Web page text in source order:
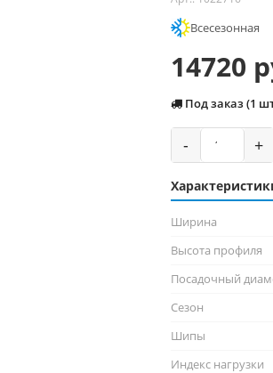
Всесезонная
14720
Под заказ (1
- +
Ширина
Высота профиля
Посадочный
Сезон
Шипы
Индекс нагрузки